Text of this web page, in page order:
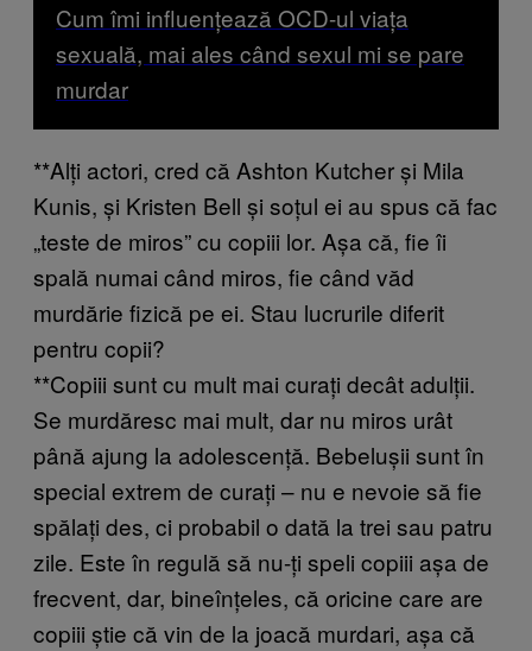
Cum îmi influențează OCD-ul viața
sexuală, mai ales când sexul mi se pare
murdar
**Alți actori, cred că Ashton Kutcher și Mila
Kunis, și Kristen Bell și soțul ei au spus că fac
„teste de miros” cu copiii lor. Așa că, fie îi
spală numai când miros, fie când văd
murdărie fizică pe ei. Stau lucrurile diferit
pentru copii?
**Copiii sunt cu mult mai curați decât adulții.
Se murdăresc mai mult, dar nu miros urât
până ajung la adolescență. Bebelușii sunt în
special extrem de curați – nu e nevoie să fie
spălați des, ci probabil o dată la trei sau patru
zile. Este în regulă să nu-ți speli copiii așa de
frecvent, dar, bineînțeles, că oricine care are
copiii știe că vin de la joacă murdari, așa că